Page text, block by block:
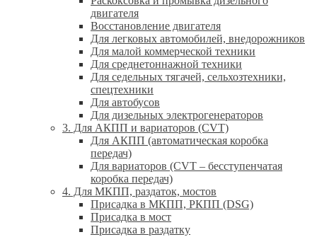
двигателя
Восстановление двигателя
Для легковых автомобилей, внедорожников
Для малой коммерческой техники
Для среднетоннажной техники
Для седельных тягачей, сельхозтехники,
спецтехники
Для автобусов
Для дизельных электрогенераторов
3. Для АКПП и вариаторов (CVT)
Для АКПП (автоматическая коробка
передач)
Для вариаторов (CVT – бесступенчатая
коробка передач)
4. Для МКПП, раздаток, мостов
Присадка в МКПП, РКПП (DSG)
Присадка в мост
Присадка в раздатку